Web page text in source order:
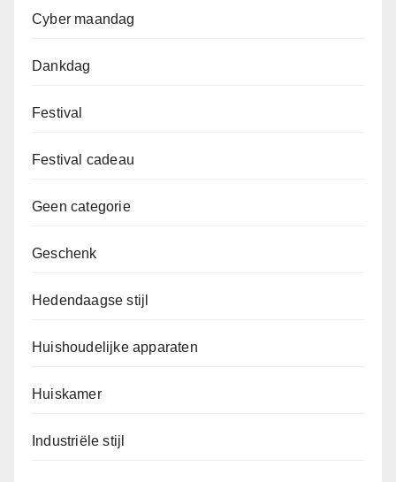
Cyber maandag
Dankdag
Festival
Festival cadeau
Geen categorie
Geschenk
Hedendaagse stijl
Huishoudelijke apparaten
Huiskamer
Industriële stijl